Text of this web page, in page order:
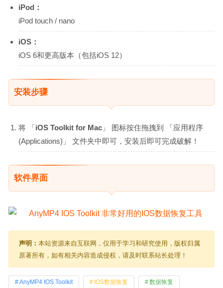
iPod：
iPod touch / nano
iOS：
iOS 6和更高版本（包括iOS 12）
安装步骤
将 「iOS Toolkit for Mac 」 图标按住拖拽到 「应用程序
(Applications)」 文件夹中即可，安装后即可完成破解！
软件界面
声明： 本站资源来自互联网，仅用于学习和研究使用，版权归属
原著所有，如有相关内容造成侵权，请及时联系站长处理！
AnyMP4 IOS Toolkit IOS数据恢复 数据恢复